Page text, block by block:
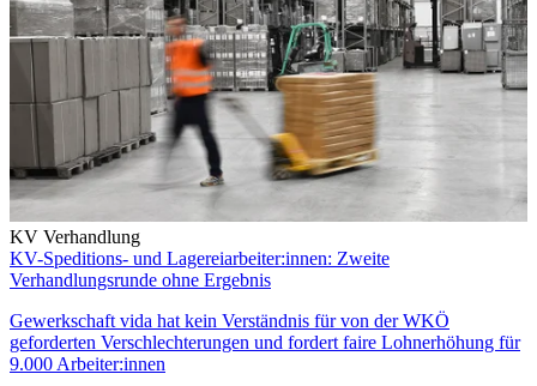
KV Verhandlung
KV-Speditions- und Lagereiarbeiter:innen: Zweite
Verhandlungsrunde ohne Ergebnis
Gewerkschaft vida hat kein Verständnis für von der WKÖ
geforderten Verschlechterungen und fordert faire Lohnerhöhung für
9.000 Arbeiter:innen